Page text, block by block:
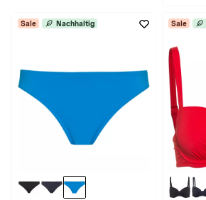
Sale Nachhaltig Sale